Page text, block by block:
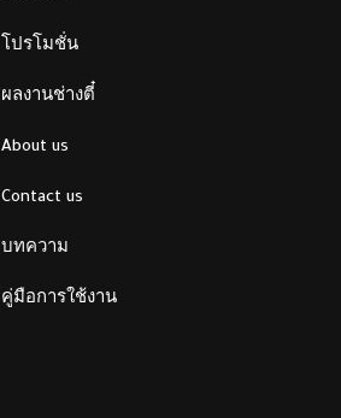
โปรโมชั่น
ผลงานช่างตี๋
About us
Contact us
บทความ
คู่มือการใช้งาน